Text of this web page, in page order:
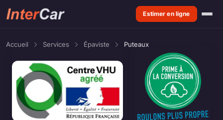
Estimer en ligne
Accueil Services Épaviste Puteaux